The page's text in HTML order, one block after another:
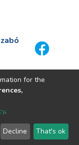
for the
.
Decline That's ok